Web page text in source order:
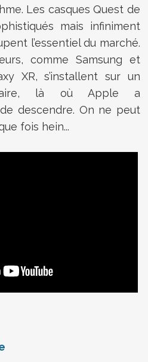
Les casques Quest de
mais infiniment
l’essentiel du marché.
comme Samsung et
XR, s’installent sur un
là où Apple a
descendre. On ne peut
fois hein...